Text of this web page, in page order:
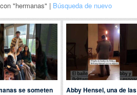
"hermanas" | Búsqueda de nuevo
se someten
Abby Hensel, una de las